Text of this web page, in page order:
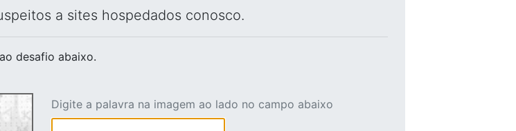
a sites hospedados conosco.
desafio abaixo.
Digite a palavra na imagem ao lado no campo abaixo